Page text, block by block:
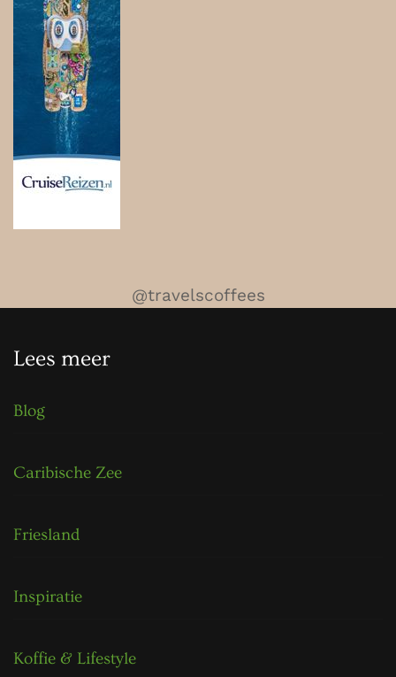
@travelscoffees
Lees meer
Blog
Caribische Zee
Friesland
Inspiratie
Koffie & Lifestyle